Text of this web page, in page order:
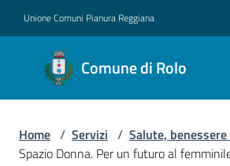
Unione Comuni Pianura Reggiana
Comune di Rolo
Comune
di Rolo
Amministrazione
Home / Servizi / Salute,
Spazio Donna. Per un futuro al